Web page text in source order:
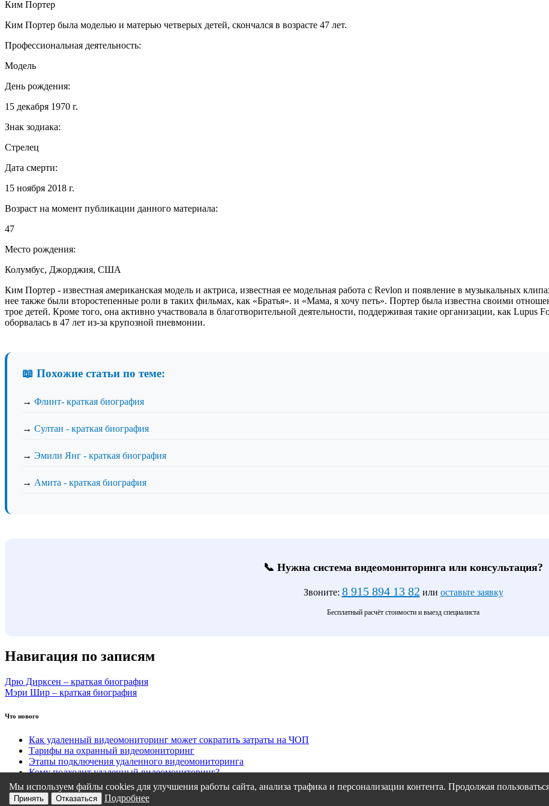
Ким Портер
Ким Портер была моделью и матерью четверых детей, скончался в возрасте 47 лет.
Профессиональная деятельность:
Модель
День рождения:
15 декабря 1970 г.
Знак зодиака:
Стрелец
Дата смерти:
15 ноября 2018 г.
Возраст на момент публикации данного материала:
47
Место рождения:
Колумбус, Джорджия, США
Ким Портер - известная американская модель и актриса, известная ее модельная работа с Revlon и появление в музыкальных
нее также были второстепенные роли в таких фильмах, как «Братья». и «Мама, я хочу петь». Портер была известна своими
трое детей. Кроме того, она активно участвовала в благотворительной деятельности, поддерживая такие организации, как
оборвалась в 47 лет из-за крупозной пневмонии.
📖 Похожие статьи по теме:
→ Флинт- краткая биография
→ Султан - краткая биография
→ Эмили Янг - краткая биография
→ Амита - краткая биография
📞 Нужна система видеомониторинга или консультация?
Звоните: 8 915 894 13 82 или оставьте заявку
Бесплатный расчёт стоимости и выезд специалиста
Навигация по записям
Дрю Дирксен – краткая биография
Мэри Шир – краткая биография
Что нового
Как удаленный видеомониторинг может сократить затраты на ЧОП
Тарифы на охранный видеомониторинг
Этапы подключения удаленного видеомониторинга
Кому подходит удаленный видеомониторинг?
Какие задачи решает удаленный видеомониторинг
Политика конфиденциальности
Мы используем файлы cookies для улучшения работы сайта, анализа трафика и персонализации контента. Продолжая
Принять Отказаться Подробнее